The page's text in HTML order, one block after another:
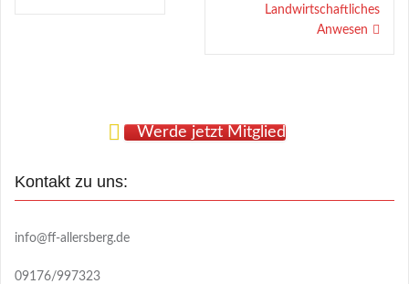
Landwirtschaftliches
Anwesen
Werde jetzt Mitglied
Kontakt zu uns:
info@ff-allersberg.de
09176/997323